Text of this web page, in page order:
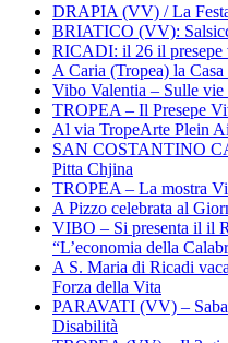
DRAPIA (VV) / La
BRIATICO (VV):
RICADI: il 26 il presepe
A Caria (Tropea) la
Vibo Valentia – Sulle
TROPEA – Il Presepe
Al via TropeArte Plein
SAN COSTANTINO
Pitta Chjina
TROPEA – La mostra
A Pizzo celebrata al
VIBO – Si presenta il il
“L’economia della
A S. Maria di Ricadi
Forza della Vita
PARAVATI (VV) –
Disabilità